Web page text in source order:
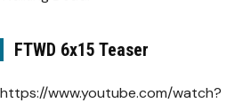
FTWD 6x15 Teaser
https://www.youtube.com/watch?